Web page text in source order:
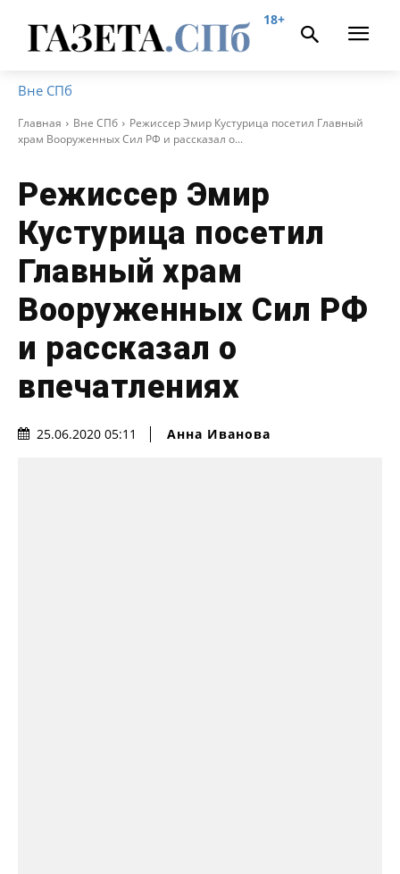
18+
Вне СПб
Главная Вне СПб
Режиссер Эмир Кустурица посетил Главный
храм Вооруженных Сил РФ и рассказал о...
Режиссер Эмир
Кустурица посетил
Главный храм
Вооруженных Сил РФ
и рассказал о
впечатлениях
25.06.2020 05:11 Анна Иванова